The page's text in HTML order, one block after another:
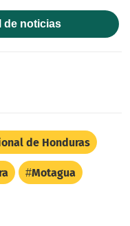
de noticias
de Honduras
Motagua